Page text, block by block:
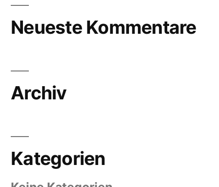
Neueste Kommentare
Archiv
Kategorien